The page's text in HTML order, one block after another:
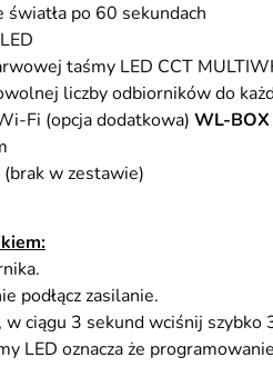
światła po 60 sekundach
taśmy LED CCT
liczby odbiorników do
Fi (opcja dodatkowa) WL-BOX
w zestawie)
podłącz zasilanie.
w ciągu 3 sekund wciśnij
LED oznacza że